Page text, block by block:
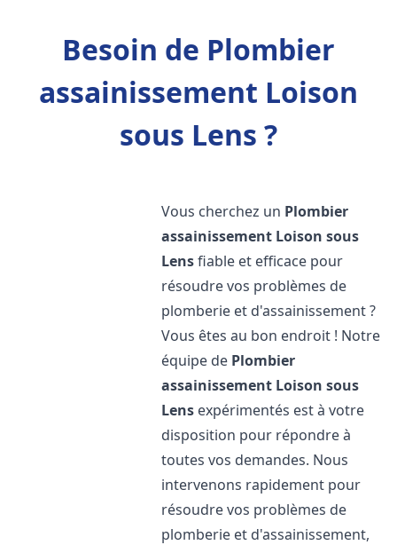
Besoin de Plombier
assainissement Loison
sous Lens ?
Vous cherchez un Plombier
assainissement Loison sous
Lensfiable et efficace pour
résoudre vos problèmes de
plomberie et d'assainissement ?
Vous êtes au bon endroit ! Notre
équipe de Plombier
assainissement Loison sous
Lens expérimentés est à votre
disposition pour répondre à
toutes vos demandes. Nous
intervenons rapidement pour
résoudre vos problèmes de
plomberie et d'assainissement,